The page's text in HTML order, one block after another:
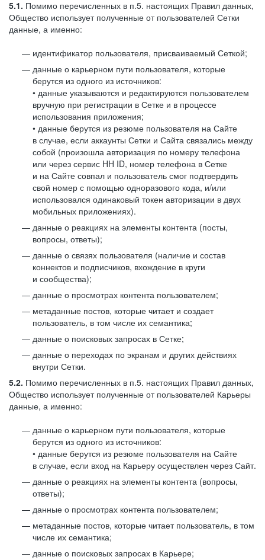
5.1. Помимо перечисленных в п.5. настоящих Правил данных,
Общество использует полученные от пользователей Сетки
данные, а именно:
идентификатор пользователя, присваиваемый Сеткой;
данные о карьерном пути пользователя, которые
берутся из одного из источников:
• данные указываются и редактируются пользователем
вручную при регистрации в Сетке и в процессе
использования приложения;
• данные берутся из резюме пользователя на Сайте
в случае, если аккаунты Сетки и Сайта связались между
собой (произошла авторизация по номеру телефона
или через сервис HH ID, номер телефона в Сетке
и на Сайте совпал и пользователь смог подтвердить
свой номер с помощью одноразового кода, и/или
использовался одинаковый токен авторизации в двух
мобильных приложениях).
данные о реакциях на элементы контента (посты,
вопросы, ответы);
данные о связях пользователя (наличие и состав
коннектов и подписчиков, вхождение в круги
и сообщества);
данные о просмотрах контента пользователем;
метаданные постов, которые читает и создает
пользователь, в том числе их семантика;
данные о поисковых запросах в Сетке;
данные о переходах по экранам и других действиях
внутри Сетки.
5.2. Помимо перечисленных в п.5. настоящих Правил данных,
Общество использует полученные от пользователей Карьеры
данные, а именно:
данные о карьерном пути пользователя, которые
берутся из одного из источников:
• данные берутся из резюме пользователя на Сайте
в случае, если вход на Карьеру осуществлен через Сайт.
данные о реакциях на элементы контента (вопросы,
ответы);
данные о просмотрах контента пользователем;
метаданные постов, которые читает пользователь, в том
числе их семантика;
данные о поисковых запросах в Карьере;